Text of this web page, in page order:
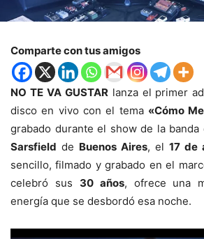
Comparte con tus amigos
NO TE VA GUSTARlanza el primer
disco en vivo con el tema «Cómo
grabado durante el show de la banda
Sarsfield de Buenos Aires, el 17 de
sencillo, filmado y grabado en el
celebró sus 30 años, ofrece una
energía que se desbordó esa noche.